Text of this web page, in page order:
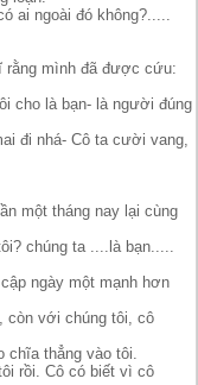
ngoài đó không?.....
rằng mình đã được cứu:
cho là bạn- là người đúng
đi nhá- Cô ta cười vang,
một tháng nay lại cùng
chúng ta ....là bạn.....
ngày một mạnh hơn
còn với chúng tôi, cô
thẳng vào tôi.
rồi. Cô có biết vì cô